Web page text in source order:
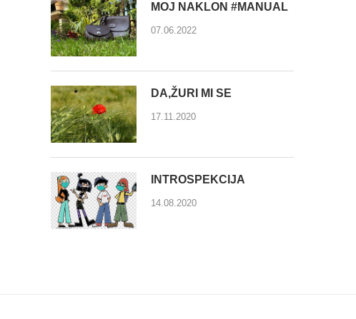
MOJ NAKLON #MANUAL
07.06.2022
DA,ŽURI MI SE
17.11.2020
INTROSPEKCIJA
14.08.2020